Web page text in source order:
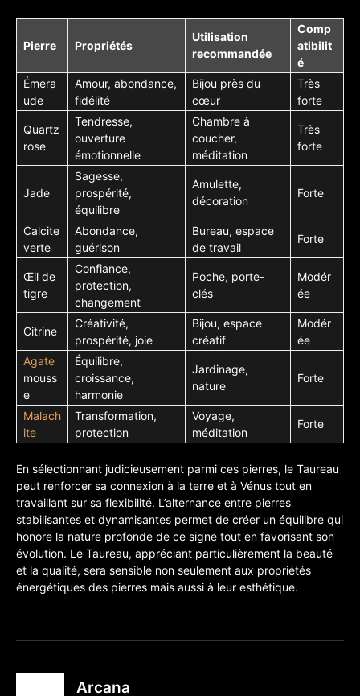
Pierre Propriétés
Utilisation
recommandée
Comp
atibilit
é
Émera
ude
Amour, abondance,
fidélité
Bijou près du
cœur
Très
forte
Quartz
rose
Tendresse,
ouverture
émotionnelle
Chambre à
coucher,
méditation
Très
forte
Jade
Sagesse,
prospérité,
équilibre
Amulette,
décoration
Forte
Calcite
verte
Abondance,
guérison
Bureau, espace
de travail
Forte
Œil de
tigre
Confiance,
protection,
changement
Poche, porte-
clés
Modér
ée
Citrine
Créativité,
prospérité, joie
Bijou, espace
créatif
Modér
ée
Agate
mouss
e
Équilibre,
croissance,
harmonie
Jardinage,
nature
Forte
Malach
ite
Transformation,
protection
Voyage,
méditation
Forte
En sélectionnant judicieusement parmi ces pierres, le Taureau
peut renforcer sa connexion à la terre et à Vénus tout en
travaillant sur sa flexibilité. L’alternance entre pierres
stabilisantes et dynamisantes permet de créer un équilibre qui
honore la nature profonde de ce signe tout en favorisant son
évolution. Le Taureau, appréciant particulièrement la beauté
et la qualité, sera sensible non seulement aux propriétés
énergétiques des pierres mais aussi à leur esthétique.
Arcana